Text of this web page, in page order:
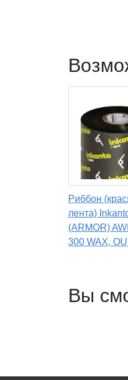
Риббон
лента)
(ARMOR)
300 WAX,
Вы